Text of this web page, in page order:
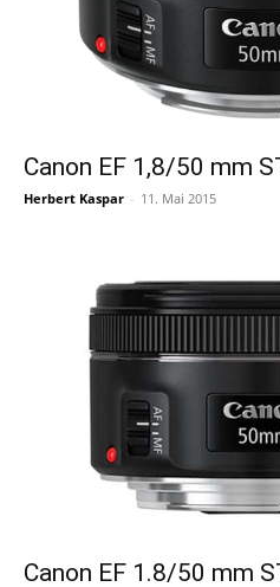
Canon EF 1,8/50 mm
Herbert Kaspar - 11. Mai 2015
Canon EF 1.8/50 mm